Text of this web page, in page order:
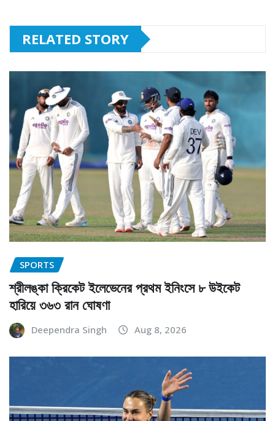
RELATED STORY
SPORTS
শ্রীলঙ্কা ক্রিকেট ইলেভেনের প্রথম ইনিংসে ৮ উইকেট
হারিয়ে ৩৬৩ রান ঘোষণা
Deependra Singh Aug 8, 2026